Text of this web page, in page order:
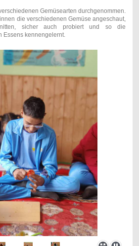
Gemüsearten durchgenommen.
die verschiedenen Gemüse angeschaut,
sicher auch probiert und so die
Essens kennengelernt.